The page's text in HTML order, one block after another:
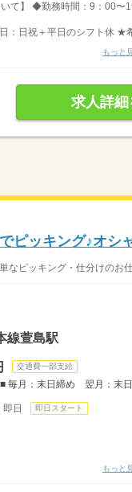
て】 ◆勤務時間：9：00〜
：日祝＋平日のシフト休 ★
もっと
求人詳細
ピッキング♪オシ
なピッキング・仕分けのお
線萱島駅
交通費一部支給
：末日締め 翌月：末日払
日 即日スタート
もっと